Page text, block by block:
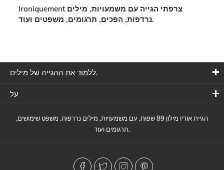
Ironiquement צרפתי הגייה עם משמעויות, מילים
נרדפות, הפכים, תרגומים, משפטים ועוד.
ללמוד את ההגייה של מילים.
על
הגיית אודיו מילון 89 שפות, עם משמעויות, מילים נרדפות, משפט שימושים,
תרגומים ועוד.